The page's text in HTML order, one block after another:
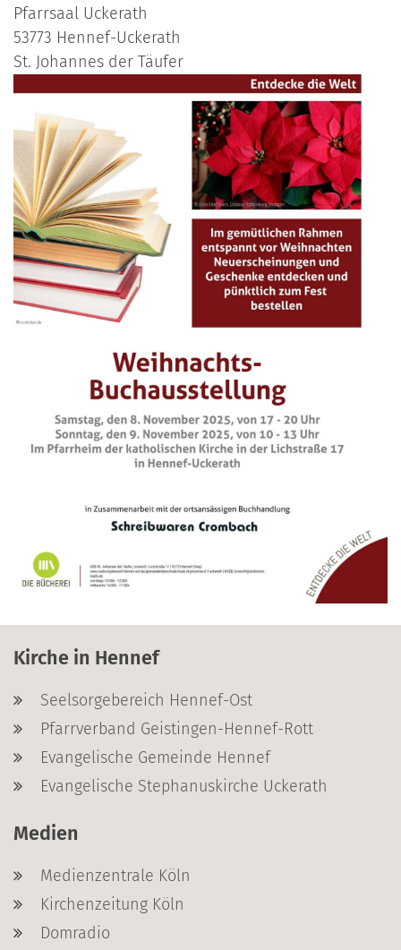
Pfarrsaal Uckerath
53773 Hennef-Uckerath
St. Johannes der Täufer
Kirche in Hennef
Seelsorgebereich Hennef-Ost
Pfarrverband Geistingen-Hennef-Rott
Evangelische Gemeinde Hennef
Evangelische Stephanuskirche Uckerath
Medien
Medienzentrale Köln
Kirchenzeitung Köln
Domradio